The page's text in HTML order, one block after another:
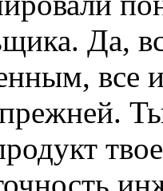
Да,
все
прежней.